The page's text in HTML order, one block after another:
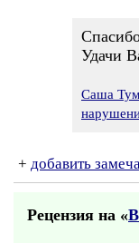
Удачи
Саша
+ добавить
Рецензия на «